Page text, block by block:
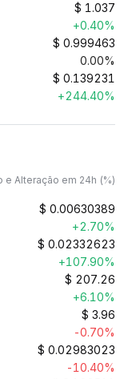
$ 1.037
+0.40%
$ 0.999463
0.00%
$ 0.139231
+244.40%
e Alteração em 24h (%)
$ 0.00630389
+2.70%
$ 0.02332623
+107.90%
$ 207.26
+6.10%
$ 3.96
-0.70%
$ 0.02983023
-10.40%